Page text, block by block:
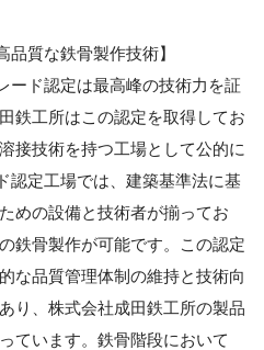
品質な鉄骨製作技術】
ード認定は最高峰の技術力を証
鉄工所はこの認定を取得してお
接技術を持つ工場として公的に
認定工場では、建築基準法に基
めの設備と技術者が揃ってお
鉄骨製作が可能です。この認定
な品質管理体制の維持と技術向
り、株式会社成田鉄工所の製品
ています。鉄骨階段において